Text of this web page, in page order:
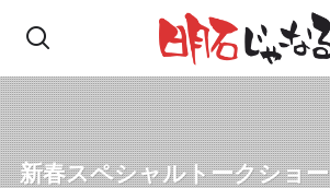
新春スペシャルトークショー